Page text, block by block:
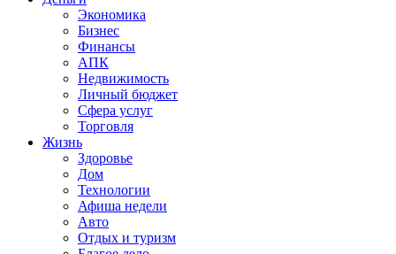
Экономика
Бизнес
Финансы
АПК
Недвижимость
Личный бюджет
Сфера услуг
Торговля
Жизнь
Здоровье
Дом
Технологии
Афиша недели
Авто
Отдых и туризм